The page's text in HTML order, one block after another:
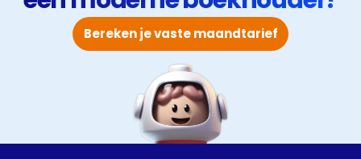
Bereken je vaste maandtarief